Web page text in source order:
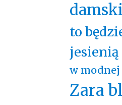
to
jesienią
w
Zara